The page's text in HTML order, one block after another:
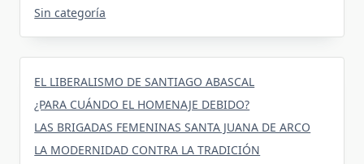
Sin categoría
EL LIBERALISMO DE SANTIAGO ABASCAL
¿PARA CUÁNDO EL HOMENAJE DEBIDO?
LAS BRIGADAS FEMENINAS SANTA JUANA DE ARCO
LA MODERNIDAD CONTRA LA TRADICIÓN